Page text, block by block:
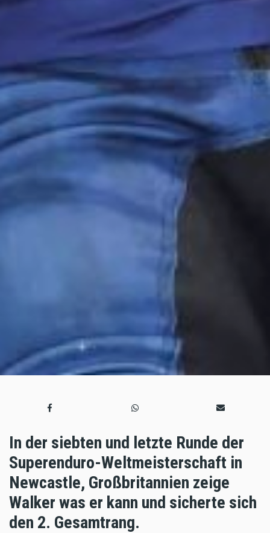
In der siebten und letzte Runde der
Superenduro-Weltmeisterschaft in
Newcastle, Großbritannien zeige
Walker was er kann und sicherte sich
den 2. Gesamtrang.